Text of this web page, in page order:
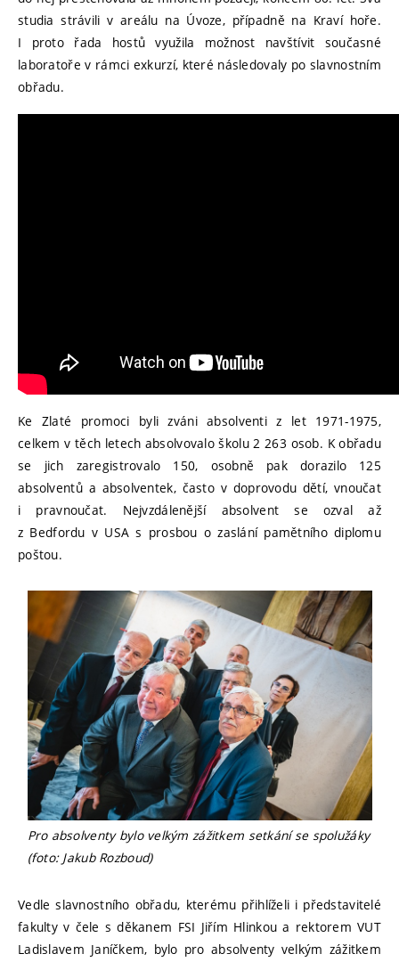
studia strávili v areálu na Úvoze, případně na Kraví hoře.
I proto řada hostů využila možnost navštívit současné
laboratoře v rámci exkurzí, které následovaly po slavnostním
obřadu.
Ke Zlaté promoci byli zváni absolventi z let 1971-1975,
celkem v těch letech absolvovalo školu 2 263 osob. K obřadu
se jich zaregistrovalo 150, osobně pak dorazilo 125
absolventů a absolventek, často v doprovodu dětí, vnoučat
i pravnoučat. Nejvzdálenější absolvent se ozval až
z Bedfordu v USA s prosbou o zaslání pamětního diplomu
poštou.
Pro absolventy bylo velkým zážitkem setkání se spolužáky
(foto: Jakub Rozboud)
Vedle slavnostního obřadu, kterému přihlíželi i představitelé
fakulty v čele s děkanem FSI Jiřím Hlinkou a rektorem VUT
Ladislavem Janíčkem, bylo pro absolventy velkým zážitkem